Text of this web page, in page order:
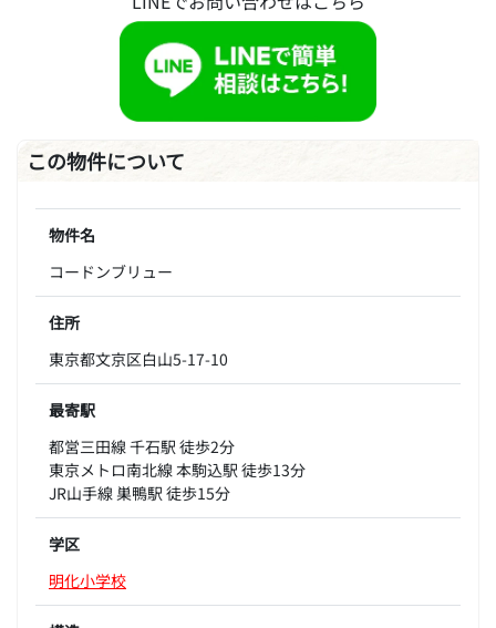
この物件について
物件名
コードンブリュー
住所
東京都文京区白山5-17-10
最寄駅
都営三田線 千石駅 徒歩2分
東京メトロ南北線 本駒込駅 徒歩13分
JR山手線 巣鴨駅 徒歩15分
学区
明化小学校